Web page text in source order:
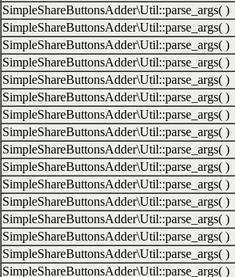
SimpleShareButtonsAdder\Util::parse_args( )
SimpleShareButtonsAdder\Util::parse_args( )
SimpleShareButtonsAdder\Util::parse_args( )
SimpleShareButtonsAdder\Util::parse_args( )
SimpleShareButtonsAdder\Util::parse_args( )
SimpleShareButtonsAdder\Util::parse_args( )
SimpleShareButtonsAdder\Util::parse_args( )
SimpleShareButtonsAdder\Util::parse_args( )
SimpleShareButtonsAdder\Util::parse_args( )
SimpleShareButtonsAdder\Util::parse_args( )
SimpleShareButtonsAdder\Util::parse_args( )
SimpleShareButtonsAdder\Util::parse_args( )
SimpleShareButtonsAdder\Util::parse_args( )
SimpleShareButtonsAdder\Util::parse_args( )
SimpleShareButtonsAdder\Util::parse_args( )
SimpleShareButtonsAdder\Util::parse_args( )